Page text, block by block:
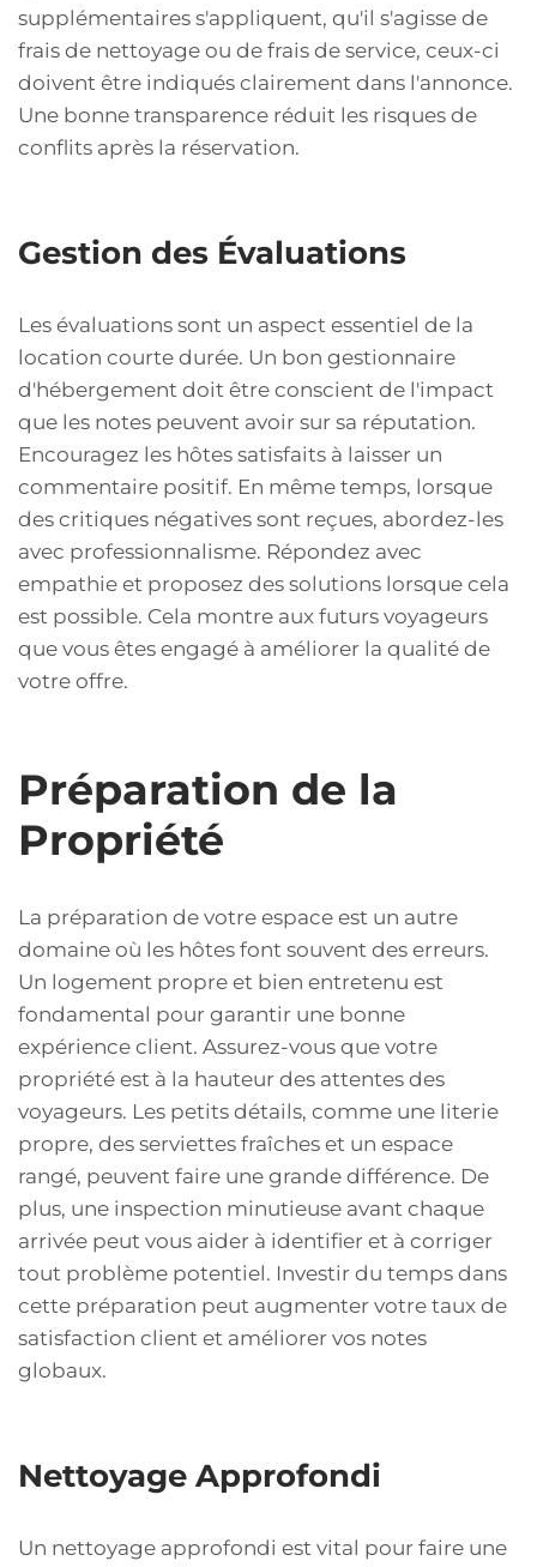
supplémentaires s'appliquent, qu'il s'agisse de
frais de nettoyage ou de frais de service, ceux-ci
doivent être indiqués clairement dans l'annonce.
Une bonne transparence réduit les risques de
conflits après la réservation.
Gestion des Évaluations
Les évaluations sont un aspect essentiel de la
location courte durée. Un bon gestionnaire
d'hébergement doit être conscient de l'impact
que les notes peuvent avoir sur sa réputation.
Encouragez les hôtes satisfaits à laisser un
commentaire positif. En même temps, lorsque
des critiques négatives sont reçues, abordez-les
avec professionnalisme. Répondez avec
empathie et proposez des solutions lorsque cela
est possible. Cela montre aux futurs voyageurs
que vous êtes engagé à améliorer la qualité de
votre offre.
Préparation de la
Propriété
La préparation de votre espace est un autre
domaine où les hôtes font souvent des erreurs.
Un logement propre et bien entretenu est
fondamental pour garantir une bonne
expérience client. Assurez-vous que votre
propriété est à la hauteur des attentes des
voyageurs. Les petits détails, comme une literie
propre, des serviettes fraîches et un espace
rangé, peuvent faire une grande différence. De
plus, une inspection minutieuse avant chaque
arrivée peut vous aider à identifier et à corriger
tout problème potentiel. Investir du temps dans
cette préparation peut augmenter votre taux de
satisfaction client et améliorer vos notes
globaux.
Nettoyage Approfondi
Un nettoyage approfondi est vital pour faire une